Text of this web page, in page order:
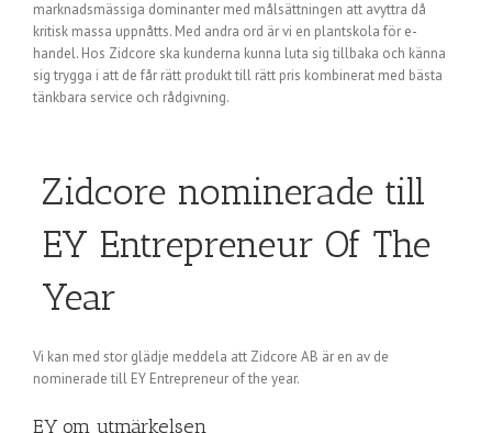
marknadsmässiga dominanter med målsättningen att avyttra då
kritisk massa uppnåtts. Med andra ord är vi en plantskola för e-
handel. Hos Zidcore ska kunderna kunna luta sig tillbaka och känna
sig trygga i att de får rätt produkt till rätt pris kombinerat med bästa
tänkbara service och rådgivning.
Zidcore nominerade till
EY Entrepreneur Of The
Year
Vi kan med stor glädje meddela att Zidcore AB är en av de
nominerade till EY Entrepreneur of the year.
EY om utmärkelsen